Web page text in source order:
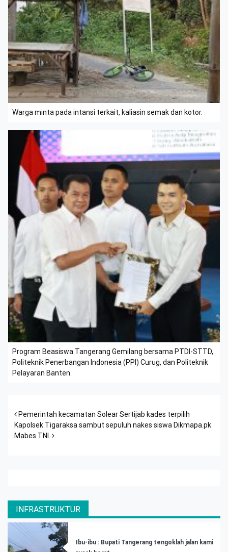
Warga minta pada intansi terkait, kaliasin semak dan kotor.
Program Beasiswa Tangerang Gemilang bersama PTDI-STTD,
Politeknik Penerbangan Indonesia (PPI) Curug, dan Politeknik
Pelayaran Banten.
Post navigation
Pemerintah kecamatan Solear Sertijab kades terpilih
Kapolsek Tigaraksa sambut sepuluh nakes siswa Dikmapa.pk
Mabes TNI.
INFRASTRUKTUR
Ibu-ibu : Bupati Tangerang tengoklah jalan kami